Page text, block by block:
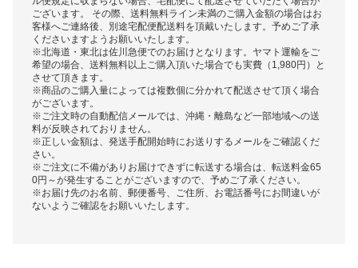
ございます。 その際、送料無料ライン未満のご購入金額の場合はお
客様へご連絡後、別途宅配便配送料を頂戴いたします。予めご了承
くださいますようお願いいたします。
※北海道・東北は佐川急便でのお届けとなります。ヤマト運輸をご
希望の場合、送料無料以上ご購入頂いた場合でも実費（1,980円）と
させて頂きます。
※商品のご購入量によっては複数個に分かれて配送させて頂く場合
がございます。
※ご注文時の自動配信メールでは、沖縄・離島など一部地域への送
料が反映されておりません。
※正しい金額は、発送手配開始時にお送りするメールをご確認くだ
さい。
※ご注文に不備がありお届けできずに転送する場合は、転送料金65
0円～が発生することがございますので、予めご了承ください。
※お届け先のお名前、郵便番号、ご住所、お電話番号にお間違いが
ないようご確認をお願いいたします。